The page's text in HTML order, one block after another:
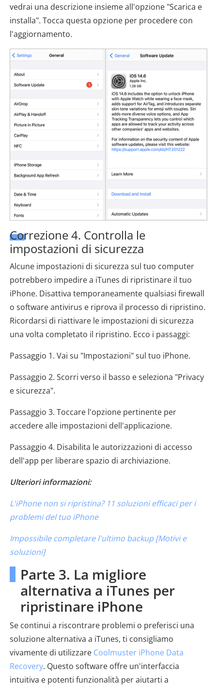
vedrai una descrizione insieme all'opzione "Scarica e
installa". Tocca questa opzione per procedere con
l'aggiornamento.
Correzione 4. Controlla le
impostazioni di sicurezza
Alcune impostazioni di sicurezza sul tuo computer
potrebbero impedire a iTunes di ripristinare il tuo
iPhone. Disattiva temporaneamente qualsiasi firewall
o software antivirus e riprova il processo di ripristino.
Ricordarsi di riattivare le impostazioni di sicurezza
una volta completato il ripristino. Ecco i passaggi:
Passaggio 1. Vai su "Impostazioni" sul tuo iPhone.
Passaggio 2. Scorri verso il basso e seleziona "Privacy
e sicurezza".
Passaggio 3. Toccare l'opzione pertinente per
accedere alle impostazioni dell'applicazione.
Passaggio 4. Disabilita le autorizzazioni di accesso
dell'app per liberare spazio di archiviazione.
Ulteriori informazioni:
L'iPhone non si ripristina? 11 soluzioni efficaci per i
problemi del tuo iPhone
Impossibile completare l'ultimo backup [Motivi e
soluzioni]
Parte 3. La migliore
alternativa a iTunes per
ripristinare iPhone
Se continui a riscontrare problemi o preferisci una
soluzione alternativa a iTunes, ti consigliamo
vivamente di utilizzare Coolmuster iPhone Data
Recovery. Questo software offre un'interfaccia
intuitiva e potenti funzionalità per aiutarti a